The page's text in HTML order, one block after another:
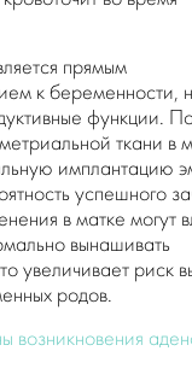
прямым
к беременности,
функции.
ткани в
имплантацию
успешного
в матке могут
вынашивать
увеличивает риск
родов.
возникновения